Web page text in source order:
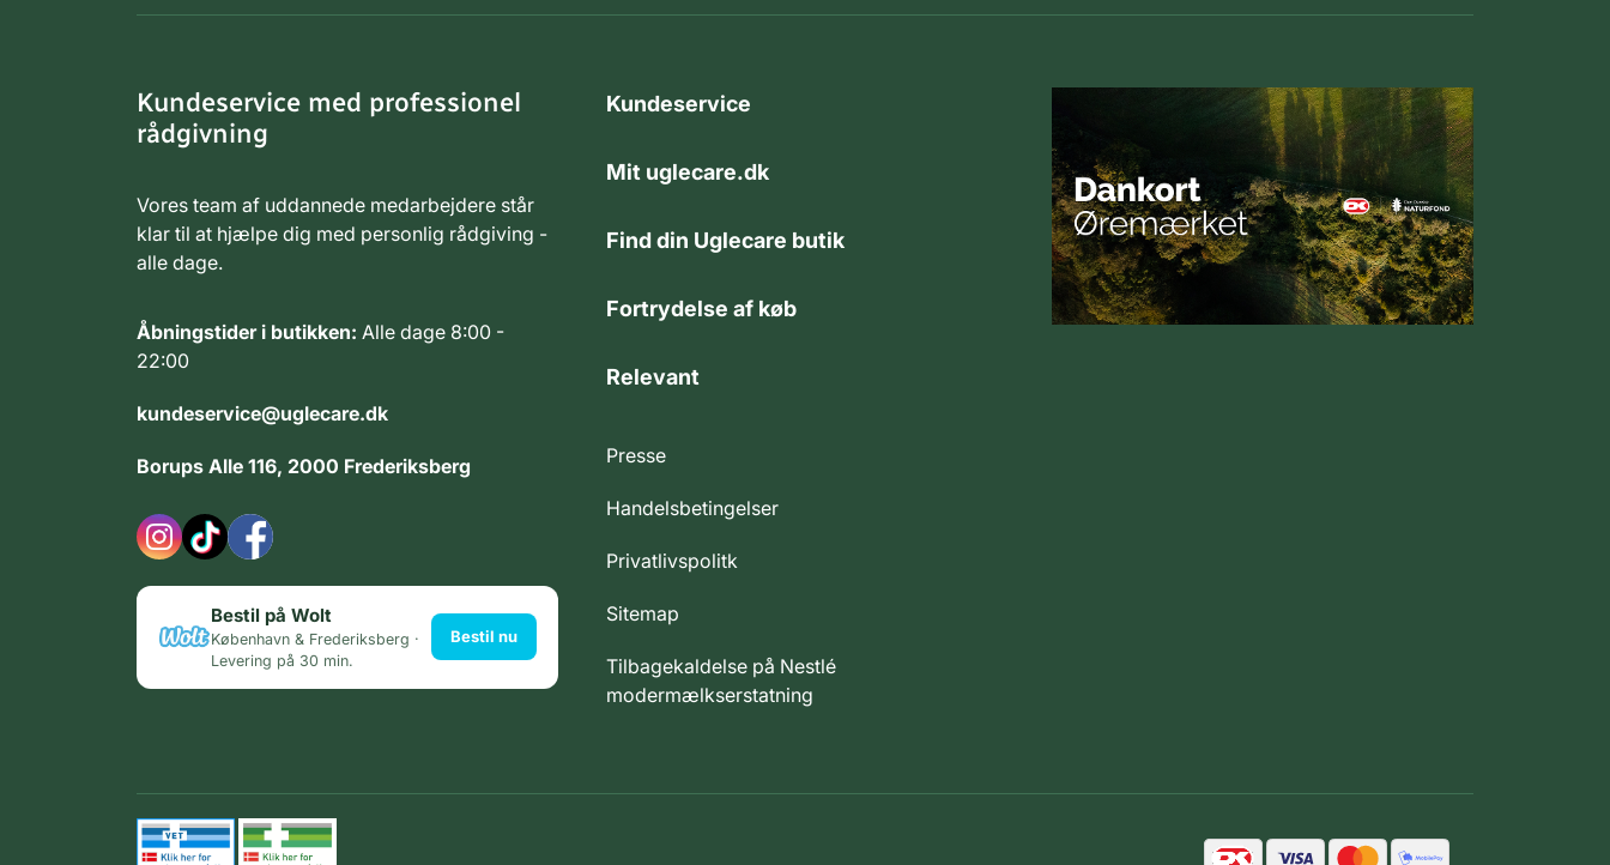
Kundeservice med professionel
rådgivning
Vores team af uddannede medarbejdere står
klar til at hjælpe dig med personlig rådgiving -
alle dage.
Åbningstider i butikken: Alle dage 8:00 -
22:00
kundeservice@uglecare.dk
Borups Alle 116, 2000 Frederiksberg
Bestil på Wolt
København & Frederiksberg ·
Levering på 30 min.
Bestil nu
Kundeservice
Mit uglecare.dk
Find din Uglecare butik
Fortrydelse af køb
Relevant
Presse
Handelsbetingelser
Privatlivspolitk
Sitemap
Tilbagekaldelse på Nestlé
modermælkserstatning